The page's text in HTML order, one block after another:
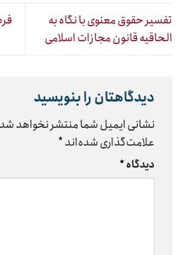
تفسیر حقوق معنوی با نگاه به
الحاقیه قانون مجازات اسلامی
دیدگاهتان را بنویسید
نشانی ایمیل شما منتشر نخواهد
علامت‌گذاری شده‌اند*
دیدگاه*